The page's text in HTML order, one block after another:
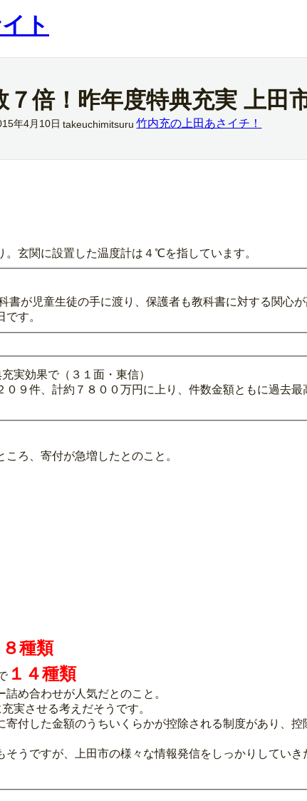
ト
倍！昨年度特典充実 上田
年4月10日 takeuchimitsuru 竹内充の上田あさイチ！
玄関に設置した温度計は４℃を指しています。
書が児童生徒の手に渡り、保護者も教科書に対する関心
す。
実効果で（３１面・東信）
９件、計約７８００万円に上り、件数金額ともに過去
ろ、寄付が急増したとのこと。
種類
１４種類
め合わせが人気だとのこと。
実させる考えだそうです。
付した金額のうちいくらかが控除される制度があり、控
うですが、上田市の様々な情報発信をしっかりしていき